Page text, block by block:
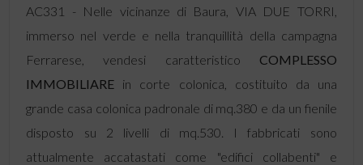
AC331 - Nelle vicinanze di Baura, VIA DUE TORRI,
immerso nel verde e nella tranquillità della campagna
Ferrarese, vendesi caratteristico COMPLESSO
IMMOBILIARE in corte colonica, costituito da una
grande casa colonica padronale di mq.380 e da un fienile
disposto su 2 livelli di mq.530. I fabbricati sono
attualmente accatastati come "edifici collabenti" e